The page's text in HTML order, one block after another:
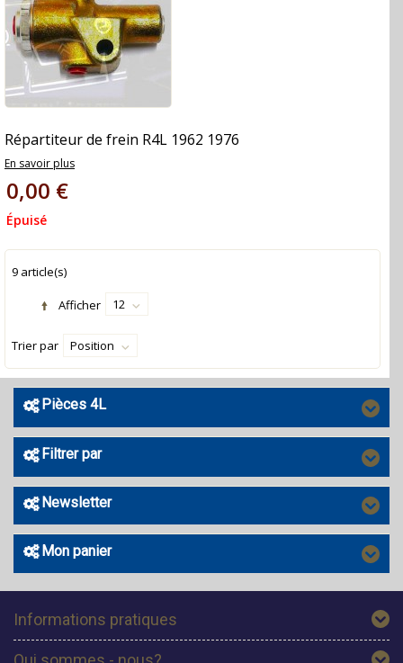
Répartiteur de frein R4L 1962 1976
En savoir plus
0,00 €
Épuisé
9 article(s)
Afficher 12
Trier par Position
Pièces 4L
Filtrer par
Newsletter
Mon panier
Informations pratiques